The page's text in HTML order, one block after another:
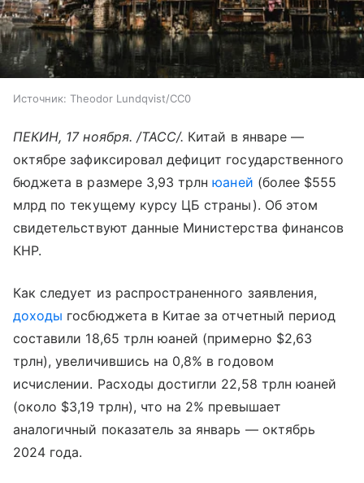
Источник: Theodor Lundqvist/CC0
ПЕКИН, 17 ноября. /ТАСС/. Китай в январе —
октябре зафиксировал дефицит государственного
бюджета в размере 3,93 трлнюаней (более $555
млрд по текущему курсу ЦБ страны). Об этом
свидетельствуют данные Министерства финансов
КНР.
Как следует из распространенного заявления,
доходы госбюджета в Китае за отчетный период
составили 18,65 трлн юаней (примерно $2,63
трлн), увеличившись на 0,8% в годовом
исчислении. Расходы достигли 22,58 трлн юаней
(около $3,19 трлн), что на 2% превышает
аналогичный показатель за январь — октябрь
2024 года.